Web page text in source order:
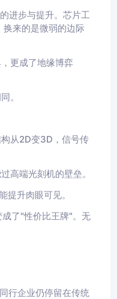
进步与提升。芯片工
来的是微弱的边际
更成了地缘博弈
。
从2D变3D，信号传
高端光刻机的壁垒。
升肉眼可见。
了"性价比王牌"。无
行企业仍停留在传统